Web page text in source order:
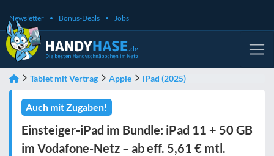
Newsletter Bonus-Deals Jobs
Tablet mit Vertrag Apple iPad (2025)
Auch mit Zugaben!
Einsteiger-iPad im Bundle: iPad 11 + 50 GB
im Vodafone-Netz – ab eff. 5,61 € mtl.